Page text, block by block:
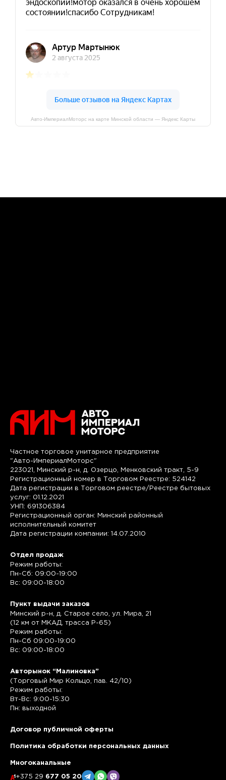
Авто-ИмпериалМоторс на карте Минской области — Яндекс Карты
Частное торговое унитарное предприятие
"Авто-ИмпериалМоторс"
223021, Минский р-н, д. Озерцо, Менковский тракт, 5-9
Регистрационный номер в Торговом Реестре: 524142
Дата регистрации в Торговом реестре/Реестре бытовых
услуг: 01.12.2021
УНП: 691306384
Регистрационный орган: Минский районный
исполнительный комитет
Дата регистрации компании: 14.07.2010
Отдел продаж
Режим работы:
Пн-Сб: 09:00-19:00
Вс: 09:00-18:00
Пункт выдачи заказов
Минский р-н, д. Старое село, ул. Мира, 21
(12 км от МКАД, трасса P-65)
Режим работы:
Пн-Сб 09:00-19:00
Вс: 09:00-18:00
Авторынок “Малиновка”
(Торговый Мир Кольцо, пав. 42/10)
Режим работы:
Вт-Вс: 9:00-15:30
Пн: выходной
Договор публичной оферты
Политика обработки персональных данных
Многоканальные
+375 29 677 05 20